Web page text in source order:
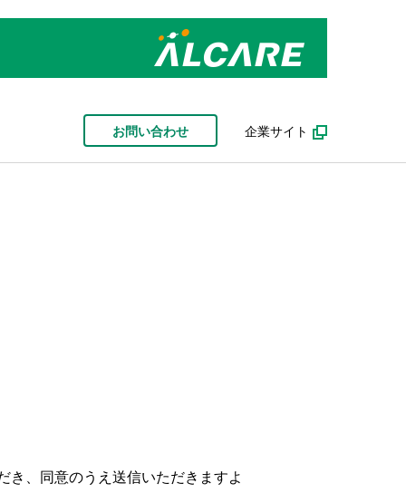
お問い合わせ 企業サイト
き、同意のうえ送信いただきますよ